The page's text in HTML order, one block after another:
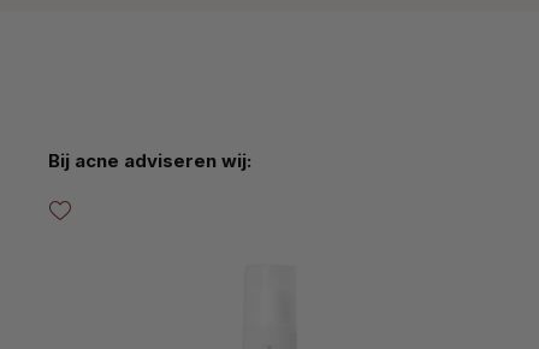
Productgalerij overslaan
Bij acne adviseren wij: